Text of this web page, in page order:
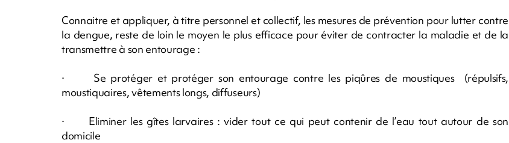
Connaitre et appliquer, à titre personnel et collectif, les mesures de prévention pour lutter contre
la dengue, reste de loin le moyen le plus efficace pour éviter de contracter la maladie et de la
transmettre à son entourage :
· Se protéger et protéger son entourage contre les piqûres de moustiques (répulsifs,
moustiquaires, vêtements longs, diffuseurs)
· Eliminer les gîtes larvaires : vider tout ce qui peut contenir de l’eau tout autour de son
domicile